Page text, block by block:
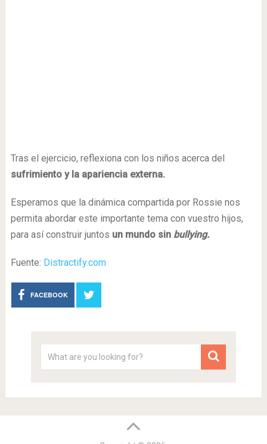
Tras el ejercicio, reflexiona con los niños acerca del
sufrimiento y la apariencia externa.
Esperamos que la dinámica compartida por Rossie nos
permita abordar este importante tema con vuestro hijos,
para así construir juntos un mundo sin bullying.
Fuente: Distractify.com
FACEBOOK